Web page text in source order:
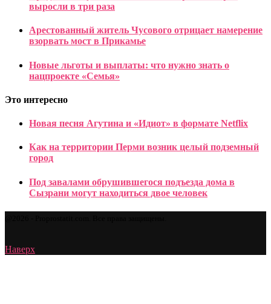
выросли в три раза
Арестованный житель Чусового отрицает намерение
взорвать мост в Прикамье
Новые льготы и выплаты: что нужно знать о
нацпроекте «Семья»
Это интересно
Новая песня Агутина и «Идиот» в формате Netflix
Как на территории Перми возник целый подземный
город
Под завалами обрушившегося подъезда дома в
Сызрани могут находиться двое человек
Наверх